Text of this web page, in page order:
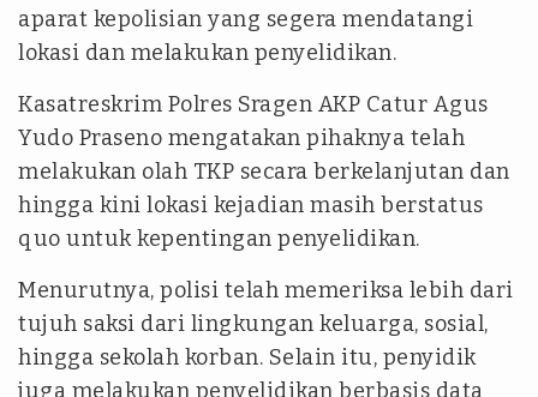
aparat kepolisian yang segera mendatangi
lokasi dan melakukan penyelidikan.
Kasatreskrim Polres Sragen AKP Catur Agus
Yudo Praseno mengatakan pihaknya telah
melakukan olah TKP secara berkelanjutan dan
hingga kini lokasi kejadian masih berstatus
quo untuk kepentingan penyelidikan.
Menurutnya, polisi telah memeriksa lebih dari
tujuh saksi dari lingkungan keluarga, sosial,
hingga sekolah korban. Selain itu, penyidik
juga melakukan penyelidikan berbasis data